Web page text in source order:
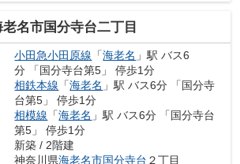
老名市国分寺台二丁目
小田急小田原線 「海老名 」駅 バス6
分 「国分寺台第5」 停歩1分
相鉄本線 「海老名 」駅 バス6分 「国分寺
台第5」 停歩1分
相模線 「海老名 」駅 バス6分 「国分寺台
第5」 停歩1分
新築 / 2階建
神奈川県海老名市国分寺台 ２丁目